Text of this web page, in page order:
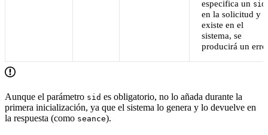
especifica un sid
en la solicitud y
existe en el
sistema, se
producirá un
Aunque el parámetro sid es obligatorio, no lo añada durante la
primera inicialización, ya que el sistema lo genera y lo devuelve en
la respuesta (como seance).